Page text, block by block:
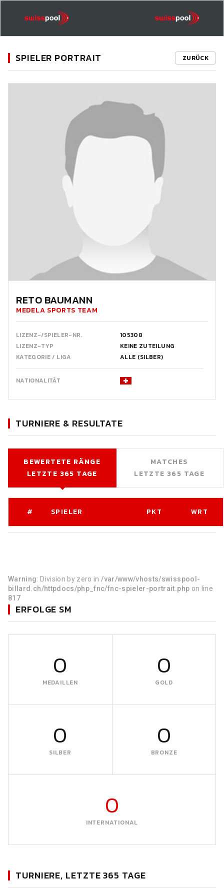
SPIELER PORTRAIT ZURÜCK
RETO BAUMANN
MEDELA SPORTS TEAM
LIZENZ-/SPIELER-NR.
105308
LIZENZ-TYP
KEINE ZUTEILUNG
KATEGORIE / LIGA
ALLE (SILBER)
NATIONALITÄT
TURNIERE & RESULTATE
BEWERTETE RÄNGE
LETZTE 365 TAGE
MATCHES
LETZTE 365 TAGE
# SPIELER PKT WRT
Warning: Division by zero in/var/www/vhosts/swisspool-
billard.ch/httpdocs/php_fnc/fnc-spieler-portrait.php on line
817
ERFOLGE SM
0
MEDAILLEN
0
GOLD
0
SILBER
0
BRONZE
0
INTERNATIONAL
TURNIERE, LETZTE 365 TAGE